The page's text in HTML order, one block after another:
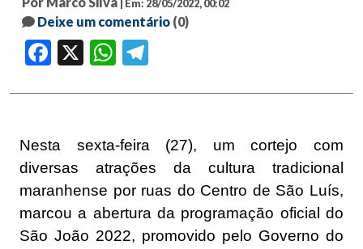
| Em: 28/05/2022, 00:02
Deixe um comentário (0)
Facebook WhatsApp
Nesta sexta-feira (27), um cortejo com
diversas atrações da cultura tradicional
maranhense por ruas do Centro de São Luís,
marcou a abertura da programação oficial do
São João 2022, promovido pelo Governo do